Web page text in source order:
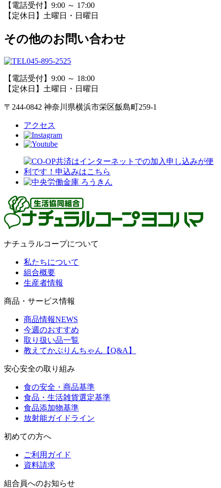
【電話受付】9:00 ～ 17:00
【定休日】土曜日・日曜日
その他のお問い合わせ
045-895-2525
【電話受付】9:00 ～ 18:00
【定休日】土曜日・日曜日
〒244-0842 神奈川県横浜市栄区飯島町259-1
アクセス
ナチュラルコープについて
私たちについて
組合概要
生産者情報
商品・サービス情報
商品情報NEWS
今週のおすすめ
取り扱い品一覧
教えてかぶりんちゃん【Q&A】
安心安全の取り組み
食の安全・商品基準
食品・生活雑貨選定基準
食品添加物基準
放射能ガイドライン
初めての方へ
ご利用ガイド
資料請求
組合員へのお知らせ